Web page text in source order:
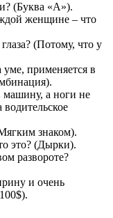
(Буква «А»).
женщине – что
(Потому, что у
применяется в
машину, а ноги не
водительское
знаком).
это? (Дырки).
развороте?
и очень